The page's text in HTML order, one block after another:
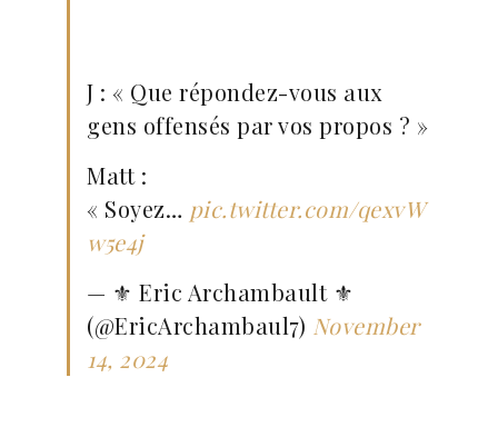
J : « Que répondez-vous aux
gens offensés par vos propos ? »
Matt :
« Soyez… pic.twitter.com/qexvW
w5e4j
— ⚜ Eric Archambault ⚜
(@EricArchambaul7) November
14, 2024